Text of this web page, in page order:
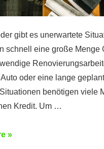
gibt es unerwartete
schnell eine große Menge
oder eine lange
benötigen viele
Kredit. Um …
»